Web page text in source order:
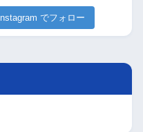
Instagram でフォロー